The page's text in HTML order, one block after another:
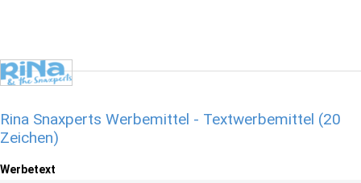
Rina Snaxperts Werbemittel - Textwerbemittel (20
Zeichen)
Werbetext